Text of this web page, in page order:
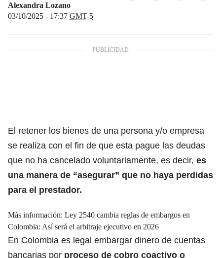
Alexandra Lozano
03/10/2025 - 17:37 GMT-5
El retener los bienes de una persona y/o empresa
se realiza con el fin de que esta pague las deudas
que no ha cancelado voluntariamente, es decir, es
una manera de “asegurar” que no haya perdidas
para el prestador.
Más información: Ley 2540 cambia reglas de embargos en
Colombia: Así será el arbitraje ejecutivo en 2026
En Colombia es legal embargar dinero de cuentas
bancarias por proceso de cobro coactivo o